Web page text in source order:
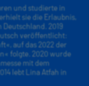
und studierte in
sie die Erlaubnis,
Deutschland. 2019
veröffentlicht:
auf das 2022 der
folgte. 2020 wurde
mit dem
lebt Lina Atfah in